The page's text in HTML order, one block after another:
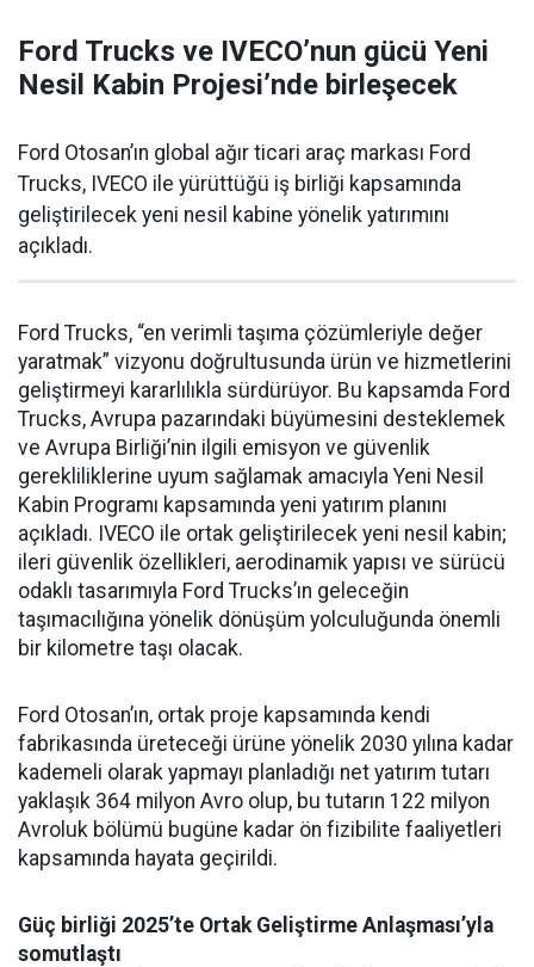
Ford Trucks ve IVECO’nun gücü Yeni
Nesil Kabin Projesi’nde birleşecek
Ford Otosan’ın global ağır ticari araç markası Ford
Trucks, IVECO ile yürüttüğü iş birliği kapsamında
geliştirilecek yeni nesil kabine yönelik yatırımını
açıkladı.
Ford Trucks, “en verimli taşıma çözümleriyle değer
yaratmak” vizyonu doğrultusunda ürün ve hizmetlerini
geliştirmeyi kararlılıkla sürdürüyor. Bu kapsamda Ford
Trucks, Avrupa pazarındaki büyümesini desteklemek
ve Avrupa Birliği’nin ilgili emisyon ve güvenlik
gerekliliklerine uyum sağlamak amacıyla Yeni Nesil
Kabin Programı kapsamında yeni yatırım planını
açıkladı. IVECO ile ortak geliştirilecek yeni nesil kabin;
ileri güvenlik özellikleri, aerodinamik yapısı ve sürücü
odaklı tasarımıyla Ford Trucks’ın geleceğin
taşımacılığına yönelik dönüşüm yolculuğunda önemli
bir kilometre taşı olacak.
Ford Otosan’ın, ortak proje kapsamında kendi
fabrikasında üreteceği ürüne yönelik 2030 yılına kadar
kademeli olarak yapmayı planladığı net yatırım tutarı
yaklaşık 364 milyon Avro olup, bu tutarın 122 milyon
Avroluk bölümü bugüne kadar ön fizibilite faaliyetleri
kapsamında hayata geçirildi.
Güç birliği 2025’te Ortak Geliştirme Anlaşması’yla
somutlaştı